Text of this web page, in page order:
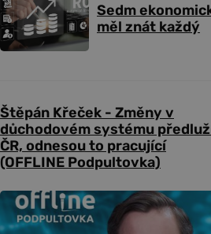
Sedm
měl znát každý
Štěpán Křeček - Změny v
důchodovém systému
ČR, odnesou to pracující
(OFFLINE Podpultovka)